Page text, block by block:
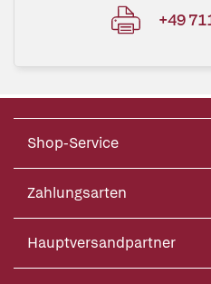
+49
Shop-Service
Zahlungsarten
Hauptversandpartner